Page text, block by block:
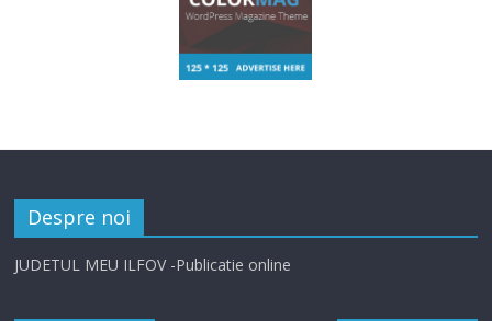
Despre noi
JUDETUL MEU ILFOV -Publicatie online